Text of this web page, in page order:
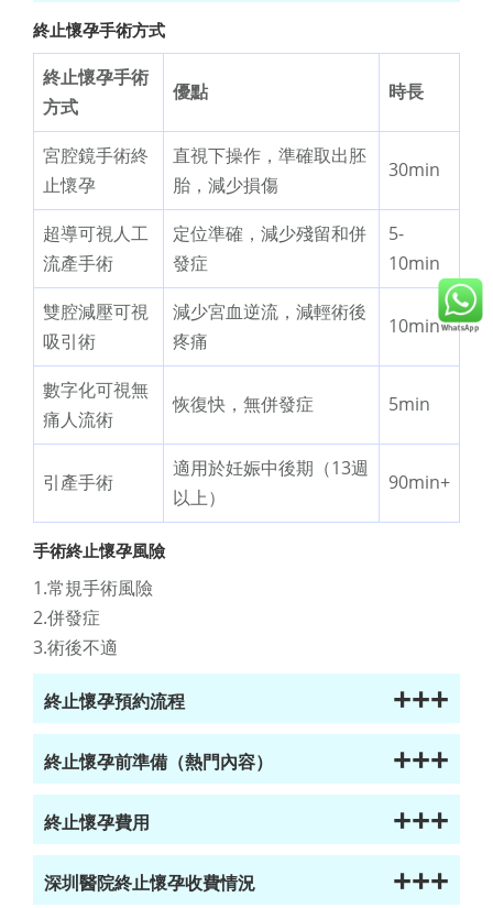
終止懷孕手術方式
終止懷孕手術
方式
優點 時長
宮腔鏡手術終
止懷孕
直視下操作，準確取出胚
胎，減少損傷
30min
超導可視人工
流產手術
定位準確，減少殘留和併
發症
5-
10min
雙腔減壓可視
吸引術
減少宮血逆流，減輕術後
疼痛
10min
數字化可視無
痛人流術
恢復快，無併發症 5min
引產手術
適用於妊娠中後期（13週
以上）
90min+
手術終止懷孕風險
1.常規手術風險
2.併發症
3.術後不適
終止懷孕預約流程 +++
終止懷孕前準備（熱門內容） +++
終止懷孕費用 +++
深圳醫院終止懷孕收費情況 +++